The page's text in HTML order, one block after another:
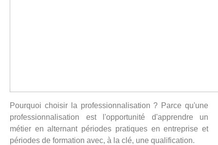
Pourquoi choisir la professionnalisation ? Parce qu'une
professionnalisation est l'opportunité d'apprendre un
métier en alternant périodes pratiques en entreprise et
périodes de formation avec, à la clé, une qualification.